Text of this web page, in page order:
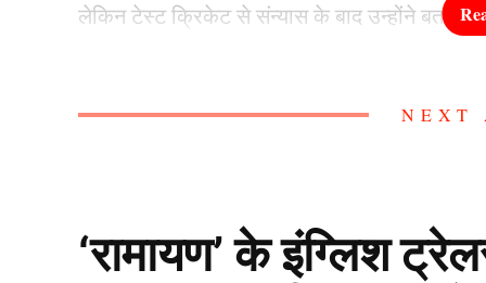
लेकिन टेस्ट क्रिकेट से संन्यास के बाद उन्होंने
फैसले के बारे में पता चला तो वो बेहद नाराज हो गये.
ऑस्ट्रेलिया दौरे पर ही तय
NEXT
‘रामायण’ के इंग्लिश